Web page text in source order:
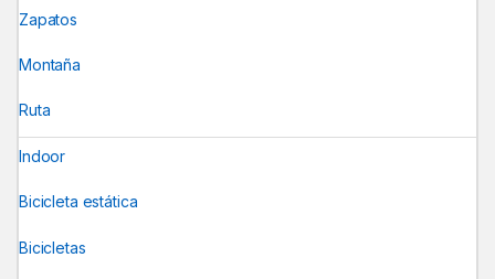
Zapatos
Montaña
Ruta
Indoor
Bicicleta estática
Bicicletas